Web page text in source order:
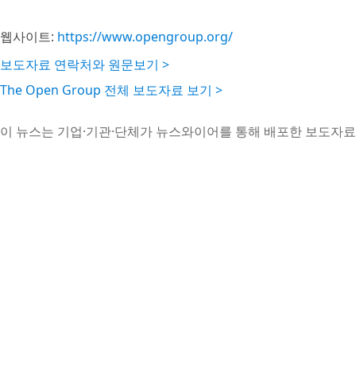
웹사이트: https://www.opengroup.org/
보도자료 연락처와 원문보기 >
The Open Group 전체 보도자료 보기 >
이 뉴스는 기업·기관·단체가 뉴스와이어를 통해 배포한 보도자